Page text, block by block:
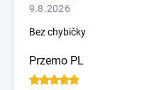
9.8.2026
Bez chybičky
Przemo PL